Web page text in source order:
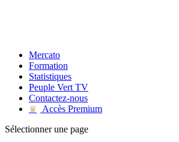
Mercato
Formation
Statistiques
Peuple Vert TV
Contactez-nous
♛
Accès Premium
Sélectionner une page